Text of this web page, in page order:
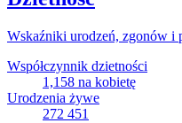
Wskaźniki urodzeń, zgonów i
Współczynnik dzietności
1,158 na kobietę
Urodzenia żywe
272 451